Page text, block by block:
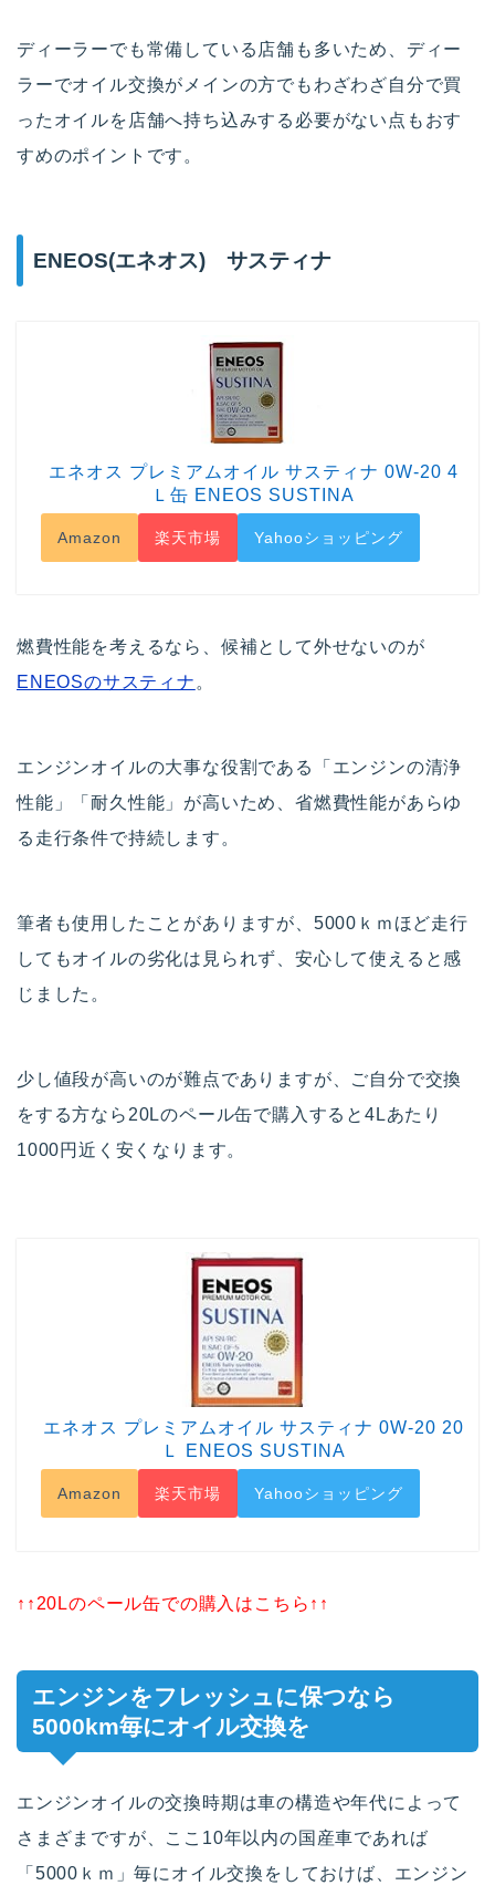
ディーラーでも常備している店舗も多いため、ディー
ラーでオイル交換がメインの方でもわざわざ自分で買
ったオイルを店舗へ持ち込みする必要がない点もおす
すめのポイントです。
ENEOS(エネオス) サスティナ
エネオス プレミアムオイル サスティナ 0W-20 4
Ｌ缶 ENEOS SUSTINA
Amazon 楽天市場 Yahooショッピング
燃費性能を考えるなら、候補として外せないのが
ENEOSのサスティナ 。
エンジンオイルの大事な役割である「エンジンの清浄
性能」「耐久性能」が高いため、省燃費性能があらゆ
る走行条件で持続します。
筆者も使用したことがありますが、5000ｋｍほど走行
してもオイルの劣化は見られず、安心して使えると感
じました。
少し値段が高いのが難点でありますが、ご自分で交換
をする方なら20Lのペール缶で購入すると4Lあたり
1000円近く安くなります。
エネオス プレミアムオイル サスティナ 0W-20 20
Ｌ ENEOS SUSTINA
Amazon 楽天市場 Yahooショッピング
↑↑20Lのペール缶での購入はこちら↑↑
エンジンをフレッシュに保つなら
5000km毎にオイル交換を
エンジンオイルの交換時期は車の構造や年代によって
さまざまですが、ここ10年以内の国産車であれば
「5000ｋｍ」毎にオイル交換をしておけば、エンジン